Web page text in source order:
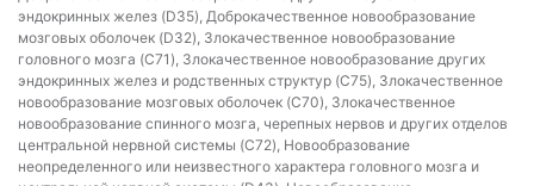
эндокринных желез (D35), Доброкачественное новообразование
мозговых оболочек (D32), Злокачественное новообразование
головного мозга (C71), Злокачественное новообразование других
эндокринных желез и родственных структур (C75), Злокачественное
новообразование мозговых оболочек (C70), Злокачественное
новообразование спинного мозга, черепных нервов и других отделов
центральной нервной системы (C72), Новообразование
неопределенного или неизвестного характера головного мозга и